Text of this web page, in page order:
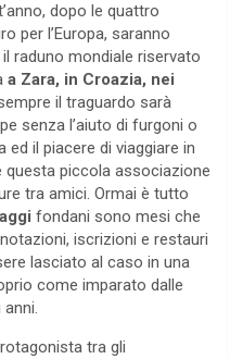
dopo le quattro
per l’Europa, saranno
il raduno mondiale riservato
a Zara, in Croazia, nei
il traguardo sarà
senza l’aiuto di furgoni o
ed il piacere di viaggiare in
piccola associazione
tra amici. Ormai è tutto
fondani sono mesi che
iscrizioni e restauri
lasciato al caso in una
come imparato dalle
tra gli